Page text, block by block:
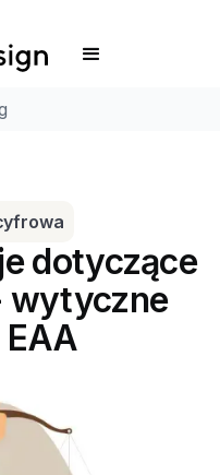
dotyczące
wytyczne